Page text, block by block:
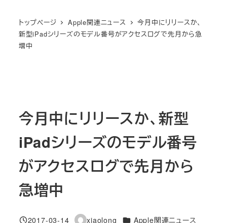
トップページ Apple関連ニュース
今月中にリリースか、
新型iPadシリーズのモデル番号がアクセスログで先月から急
増中
今月中にリリースか、新型
iPadシリーズのモデル番号
がアクセスログで先月から
急増中
2017-03-14 xiaolong カテゴリー
Apple関連ニュース